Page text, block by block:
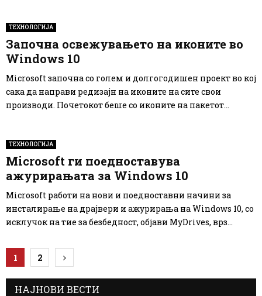
ТЕХНОЛОГИЈА
Започна освежувањето на иконите во
Windows 10
Microsoft започна со голем и долгогодишен проект во кој
сака да направи редизајн на иконите на сите свои
производи. Почетокот беше со иконите на пакетот...
ТЕХНОЛОГИЈА
Microsoft ги поедноставува
ажурирањата за Windows 10
Microsoft работи на нови и поедноставни начини за
инсталирање на драјвери и ажурирања на Windows 10, со
исклучок на тие за безбедност, објави MyDrives, врз...
Posts
pagination
1 2
НАЈНОВИ ВЕСТИ